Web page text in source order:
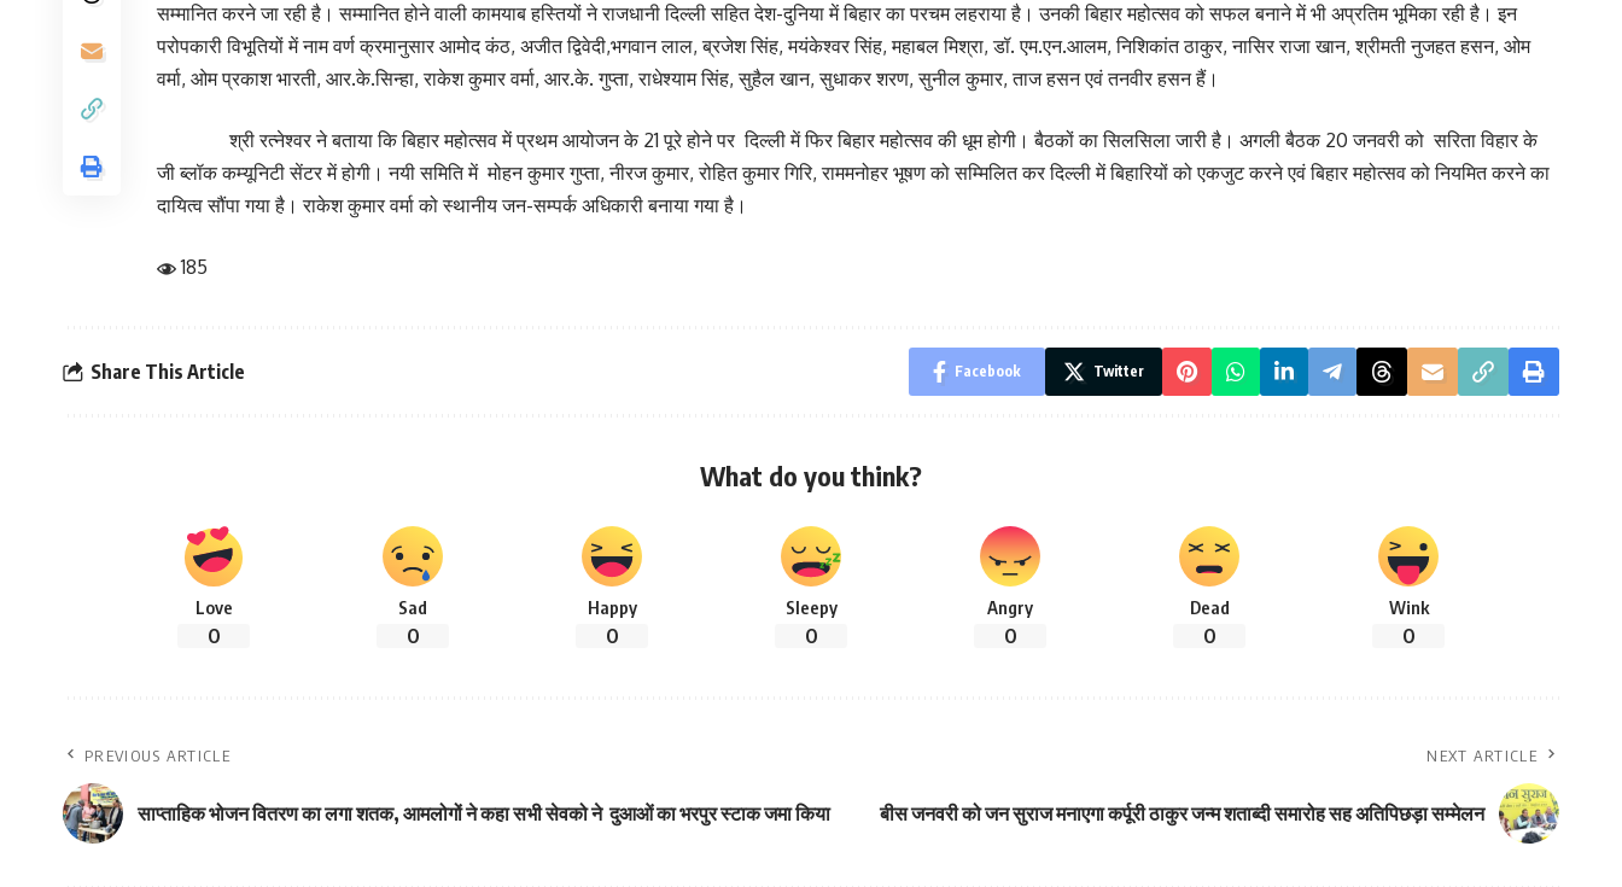
सम्मानित करने जा रही है। सम्मानित होने वाली कामयाब हस्तियों ने राजधानी दिल्ली सहित देश-दुनिया में बिहार का परचम लहराया है। उनकी बिहार महोत्सव को सफल बनाने में भी अप्रतिम भूमिका रही है। इन
परोपकारी विभूतियों में नाम वर्ण क्रमानुसार आमोद कंठ, अजीत द्विवेदी,भगवान लाल, ब्रजेश सिंह, मयंकेश्वर सिंह, महाबल मिश्रा, डॉ. एम.एन.आलम, निशिकांत ठाकुर, नासिर राजा खान, श्रीमती नुजहत हसन, ओम
वर्मा, ओम प्रकाश भारती, आर.के.सिन्हा, राकेश कुमार वर्मा, आर.के. गुप्ता, राधेश्याम सिंह, सुहैल खान, सुधाकर शरण, सुनील कुमार, ताज हसन एवं तनवीर हसन हैं।
श्री रत्नेश्वर ने बताया कि बिहार महोत्सव में प्रथम आयोजन के 21 पूरे होने पर दिल्ली में फिर बिहार महोत्सव की धूम होगी। बैठकों का सिलसिला जारी है। अगली बैठक 20 जनवरी को सरिता विहार के
जी ब्लॉक कम्यूनिटी सेंटर में होगी। नयी समिति में मोहन कुमार गुप्ता, नीरज कुमार, रोहित कुमार गिरि, राममनोहर भूषण को सम्मिलित कर दिल्ली में बिहारियों को एकजुट करने एवं बिहार महोत्सव को नियमित करने का
दायित्व सौंपा गया है। राकेश कुमार वर्मा को स्थानीय जन-सम्पर्क अधिकारी बनाया गया है।
185
Share This Article Facebook Twitter
What do you think?
Love
0
Sad
0
Happy
0
Sleepy
0
Angry
0
Dead
0
Wink
0
PREVIOUS ARTICLE
साप्ताहिक भोजन वितरण का लगा शतक, आमलोगों ने कहा सभी सेवको ने दुआओं का भरपुर स्टाक जमा किया
NEXT ARTICLE
बीस जनवरी को जन सुराज मनाएगा कर्पूरी ठाकुर जन्म शताब्दी समारोह सह अतिपिछड़ा सम्मेलन